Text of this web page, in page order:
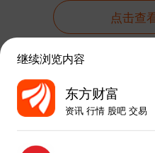
退市预警
*ST 国中：股票交
*ST 景谷：ST 交易
*ST 中迪：子公司
点击查
资讯
触屏版
东方财
继续浏览内容
东方财富
资讯 行情 股吧 交易